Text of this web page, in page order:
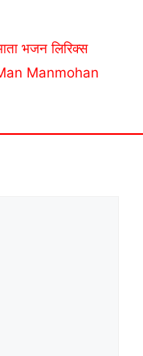
भजन लिरिक्स
Manmohan